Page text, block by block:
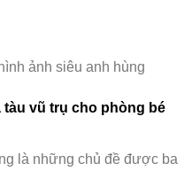
ảnh siêu anh hùng
vũ trụ cho phòng bé
là những chủ đề được ba